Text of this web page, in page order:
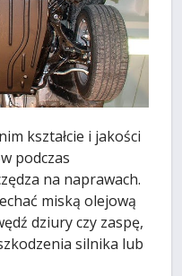
kształcie i jakości
podczas
na naprawach.
miską olejową
dziury czy zaspę,
silnika lub